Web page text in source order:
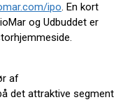
ipo. En kort
og Udbuddet er
af
det attraktive segment